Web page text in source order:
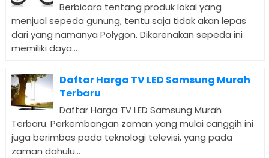
Berbicara tentang produk lokal yang
menjual sepeda gunung, tentu saja tidak akan lepas
dari yang namanya Polygon. Dikarenakan sepeda ini
memiliki daya...
Daftar Harga TV LED Samsung Murah
Terbaru
Daftar Harga TV LED Samsung Murah
Terbaru. Perkembangan zaman yang mulai canggih ini
juga berimbas pada teknologi televisi, yang pada
zaman dahulu...